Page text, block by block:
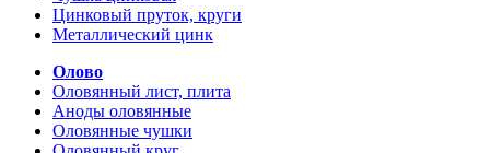
Цинковый пруток, круги
Металлический цинк
Олово
Оловянный лист, плита
Аноды оловянные
Оловянные чушки